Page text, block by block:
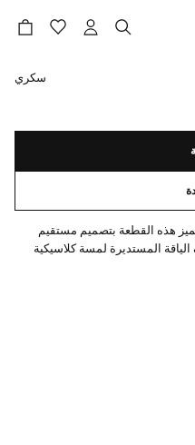
سكري
هذه القطعة بتصميم مستقيم
المستديرة لمسة كلاسيكية